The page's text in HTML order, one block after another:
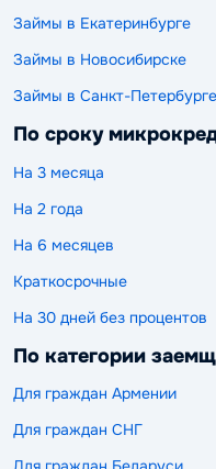
Займы в Екатеринбурге
Займы в Новосибирске
Займы в Санкт-Петербурге
По сроку
На 3 месяца
На 2 года
На 6 месяцев
Краткосрочные
На 30 дней без процентов
По категории
Для граждан Армении
Для граждан СНГ